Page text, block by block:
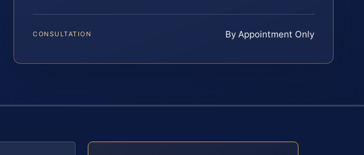
CONSULTATION By Appointment Only